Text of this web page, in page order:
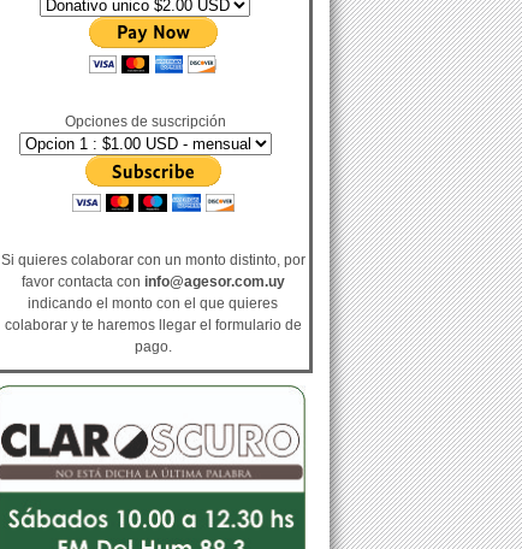
Opciones de suscripción
Si quieres colaborar con un monto distinto, por
favor contacta con info@agesor.com.uy
indicando el monto con el que quieres
colaborar y te haremos llegar el formulario de
pago.